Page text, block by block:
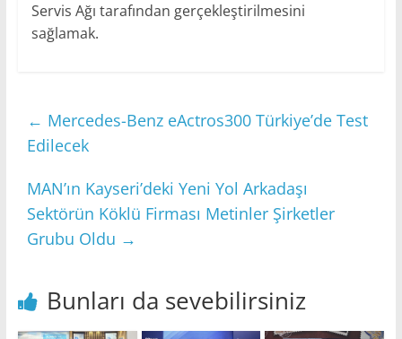
Servis Ağı tarafından gerçekleştirilmesini
sağlamak.
← Mercedes-Benz eActros300 Türkiye’de Test
Edilecek
MAN’ın Kayseri’deki Yeni Yol Arkadaşı
Sektörün Köklü Firması Metinler Şirketler
Grubu Oldu →
Bunları da sevebilirsiniz